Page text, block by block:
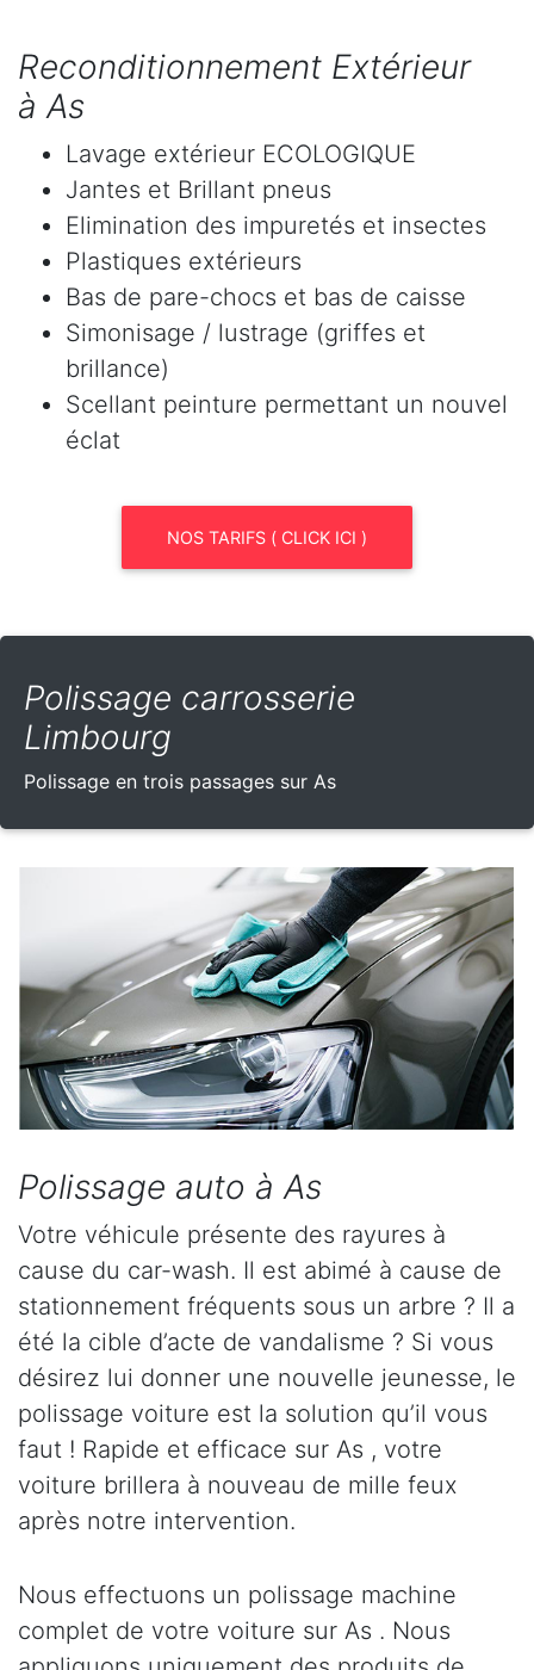
Reconditionnement Extérieur
à As
Lavage extérieur ECOLOGIQUE
Jantes et Brillant pneus
Elimination des impuretés et insectes
Plastiques extérieurs
Bas de pare-chocs et bas de caisse
Simonisage / lustrage (griffes et
brillance)
Scellant peinture permettant un nouvel
éclat
NOS TARIFS ( CLICK ICI )
Polissage carrosserie
Limbourg
Polissage en trois passages sur As
Polissage auto à As
Votre véhicule présente des rayures à
cause du car-wash. Il est abimé à cause de
stationnement fréquents sous un arbre ? Il a
été la cible d’acte de vandalisme ? Si vous
désirez lui donner une nouvelle jeunesse, le
polissage voiture est la solution qu’il vous
faut ! Rapide et efficace sur As , votre
voiture brillera à nouveau de mille feux
après notre intervention.
Nous effectuons un polissage machine
complet de votre voiture sur As . Nous